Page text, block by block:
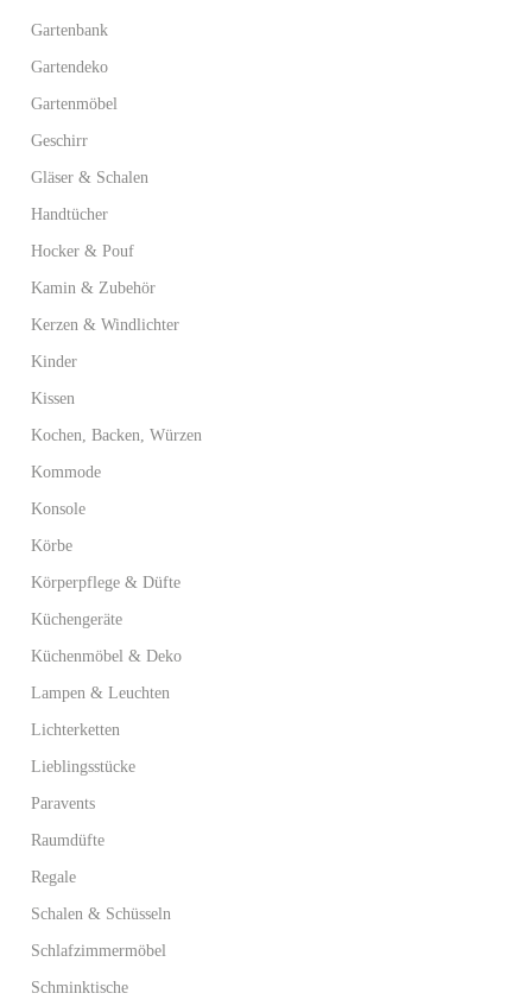
Gartenbank
Gartendeko
Gartenmöbel
Geschirr
Gläser & Schalen
Handtücher
Hocker & Pouf
Kamin & Zubehör
Kerzen & Windlichter
Kinder
Kissen
Kochen, Backen, Würzen
Kommode
Konsole
Körbe
Körperpflege & Düfte
Küchengeräte
Küchenmöbel & Deko
Lampen & Leuchten
Lichterketten
Lieblingsstücke
Paravents
Raumdüfte
Regale
Schalen & Schüsseln
Schlafzimmermöbel
Schminktische